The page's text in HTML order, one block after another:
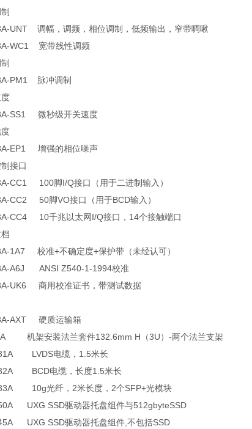
UNT 调幅，调频，相位调制，低频输出，窄带啁啾
WC1 宽带线性调频
PM1 脉冲调制
SS1 微秒级开关速度
EP1 增强的相位噪声
接口
CC1 100脚I/Q接口（用于二进制输入）
CC2 50脚VO接口（用于BCD输入）
CC4 10千兆以太网I/Q接口，14个接触端口
1A7 校准+不确定度+保护带（未经认可）
A6J ANSI Z540-1-1994校准
UK6 商用校准证书，带测试数据
AXT 硬质运输箱
机架安装法兰套件132.6mm H（3U）-两个法兰支架
LVDS电缆，1.5米长
BCD电缆，长度1.5米长
10g光纤，2米长度，2个SFP+光模块
UXG SSD驱动器托盘组件与512gbyteSSD
UXG SSD驱动器托盘组件,不包括SSD